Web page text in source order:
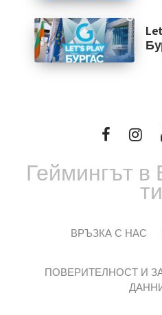
Геймингът в
ВРЪЗКА С НАС
ПОВЕРИТЕЛНОСТ И